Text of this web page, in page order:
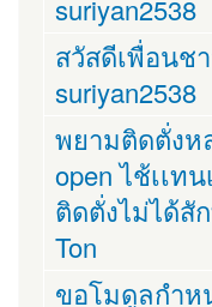
suriyan2538
สวัสดีเพื่อนช
suriyan2538
พยามติดตั่งห
open ไช้เเท
ติดตั่งไม่ได้สั
Ton
ขอโมดูลกำห